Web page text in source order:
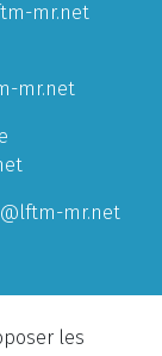
mr.net
mr.net
mr.net
les